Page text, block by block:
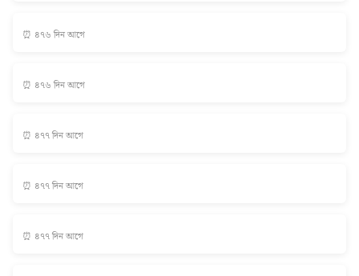
⏰ ৪৭৬ দিন আগে
⏰ ৪৭৬ দিন আগে
⏰ ৪৭৭ দিন আগে
⏰ ৪৭৭ দিন আগে
⏰ ৪৭৭ দিন আগে